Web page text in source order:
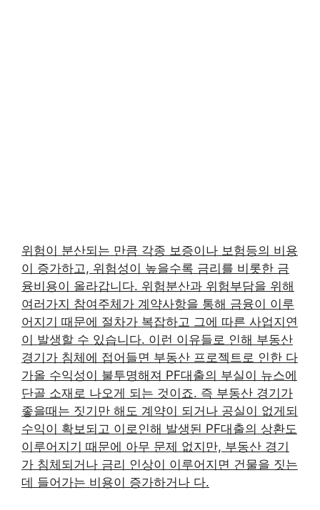
위험이 분산되는 만큼 각종 보증이나 보험등의 비용
이 증가하고, 위험성이 높을수록 금리를 비롯한 금
융비용이 올라갑니다. 위험분산과 위험부담을 위해
여러가지 참여주체가 계약사항을 통해 금융이 이루
어지기 때문에 절차가 복잡하고 그에 따른 사업지연
이 발생할 수 있습니다. 이런 이유들로 인해 부동산
경기가 침체에 접어들면 부동산 프로젝트로 인한 다
가올 수익성이 불투명해져 PF대출의 부실이 뉴스에
단골 소재로 나오게 되는 것이죠. 즉 부동산 경기가
좋을때는 짓기만 해도 계약이 되거나 공실이 없게되
수익이 확보되고 이로인해 발생된 PF대출의 상환도
이루어지기 때문에 아무 문제 없지만, 부동산 경기
가 침체되거나 금리 인상이 이루어지면 건물을 짓는
데 들어가는 비용이 증가하거나 다.